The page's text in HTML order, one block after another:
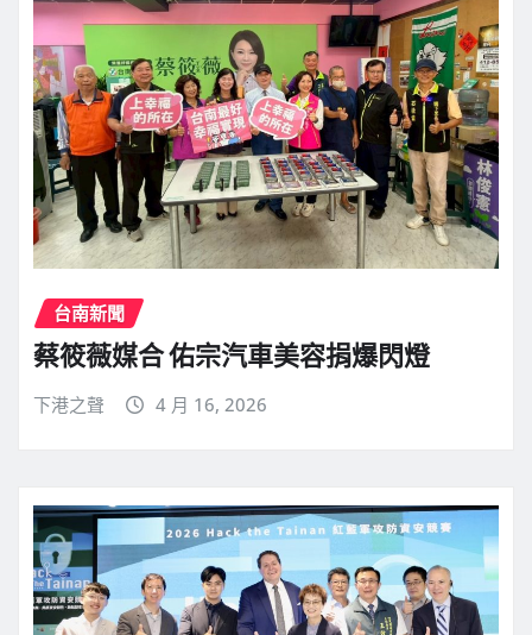
台南新聞
蔡筱薇媒合 佑宗汽車美容捐爆閃燈
下港之聲 4 月 16, 2026